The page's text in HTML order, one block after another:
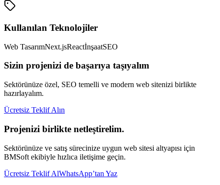
Kullanılan Teknolojiler
Web TasarımNext.jsReactİnşaatSEO
Sizin projenizi de başarıya taşıyalım
Sektörünüze özel, SEO temelli ve modern web sitenizi birlikte
hazırlayalım.
Ücretsiz Teklif Alın
Projenizi birlikte netleştirelim.
Sektörünüze ve satış sürecinize uygun web sitesi altyapısı için
BMSoft ekibiyle hızlıca iletişime geçin.
Ücretsiz Teklif AlWhatsApp’tan Yaz